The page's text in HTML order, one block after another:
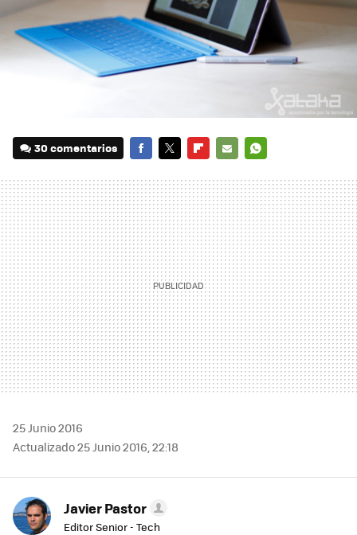
30 comentarios
MAIL
25 Junio 2016
Actualizado 25 Junio 2016, 22:18
Javier Pastor
Editor Senior - Tech